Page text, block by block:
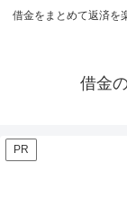
借金をまとめて返済を
借金
PR